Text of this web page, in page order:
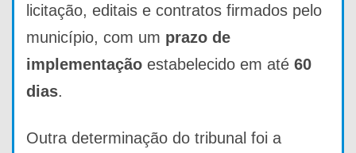
licitação, editais e contratos firmados pelo
município, com um prazo de
implementação estabelecido em até 60
dias.
Outra determinação do tribunal foi a